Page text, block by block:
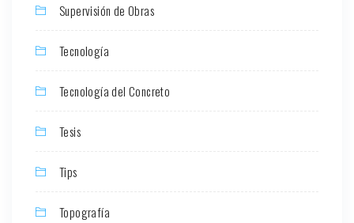
Supervisión de Obras
Tecnología
Tecnología del Concreto
Tesis
Tips
Topografía